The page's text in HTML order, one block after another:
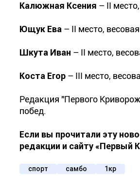
Калюжная Ксения – ІІ
Ющук Ева – ІІ место,
Шкута Иван – ІІ место,
Коста Егор – ІІІ место,
Редакция "Первого
побед.
Если вы прочитали эту
редакции и сайту «Первый
спорт самбо 1кр